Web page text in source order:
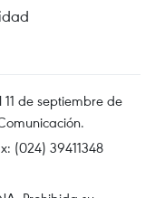
de septiembre de
(024) 39411348